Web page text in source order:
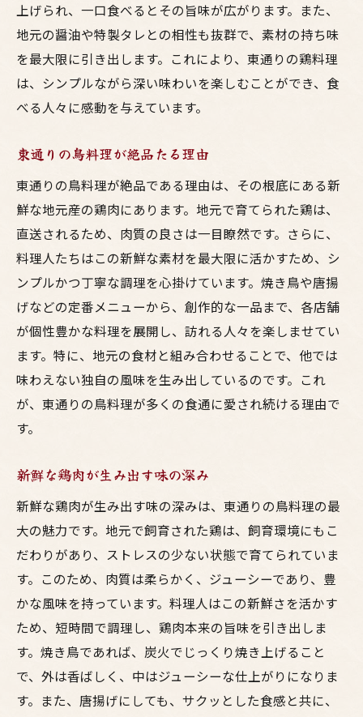
上げられ、一口食べるとその旨味が広がります。また、
地元の醤油や特製タレとの相性も抜群で、素材の持ち味
を最大限に引き出します。これにより、東通りの鶏料理
は、シンプルながら深い味わいを楽しむことができ、食
べる人々に感動を与えています。
東通りの鳥料理が絶品たる理由
東通りの鳥料理が絶品である理由は、その根底にある新
鮮な地元産の鶏肉にあります。地元で育てられた鶏は、
直送されるため、肉質の良さは一目瞭然です。さらに、
料理人たちはこの新鮮な素材を最大限に活かすため、シ
ンプルかつ丁寧な調理を心掛けています。焼き鳥や唐揚
げなどの定番メニューから、創作的な一品まで、各店舗
が個性豊かな料理を展開し、訪れる人々を楽しませてい
ます。特に、地元の食材と組み合わせることで、他では
味わえない独自の風味を生み出しているのです。これ
が、東通りの鳥料理が多くの食通に愛され続ける理由で
す。
新鮮な鶏肉が生み出す味の深み
新鮮な鶏肉が生み出す味の深みは、東通りの鳥料理の最
大の魅力です。地元で飼育された鶏は、飼育環境にもこ
だわりがあり、ストレスの少ない状態で育てられていま
す。このため、肉質は柔らかく、ジューシーであり、豊
かな風味を持っています。料理人はこの新鮮さを活かす
ため、短時間で調理し、鶏肉本来の旨味を引き出しま
す。焼き鳥であれば、炭火でじっくり焼き上げること
で、外は香ばしく、中はジューシーな仕上がりになりま
す。また、唐揚げにしても、サクッとした食感と共に、